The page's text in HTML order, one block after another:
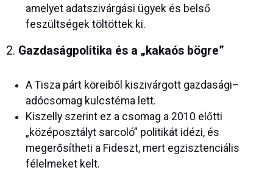
amelyet adatszivárgási ügyek és belső
feszültségek töltöttek ki.
2. Gazdaságpolitika és a „kakaós bögre”
A Tisza párt köreiből kiszivárgott gazdasági–
adócsomag kulcstéma lett.
Kiszelly szerint ez a csomag a 2010 előtti
„középosztályt sarcoló” politikát idézi, és
megerősítheti a Fideszt, mert egzisztenciális
félelmeket kelt.